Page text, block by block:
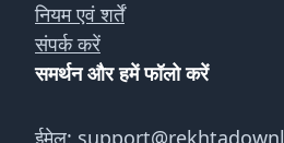
नियम एवं शर्तें
संपर्क करें
समर्थन और हमें फॉलो करें
ईमेल: